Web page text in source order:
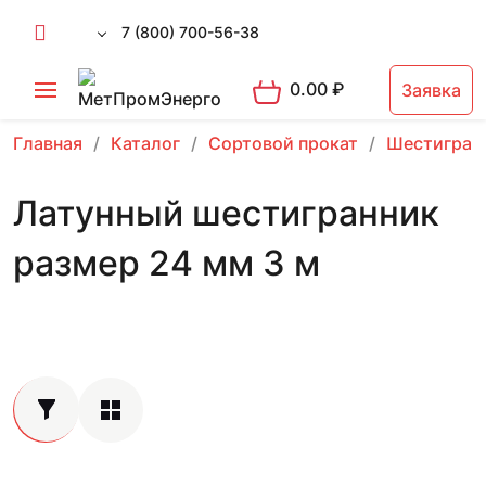
7 (800) 700-56-38
0.00₽ Заявка
Главная Каталог Сортовой прокат
Латунный шестигранник
размер 24 мм 3 м